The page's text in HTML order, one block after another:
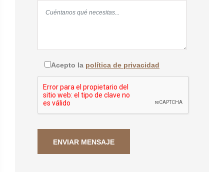
Acepto la política de privacidad